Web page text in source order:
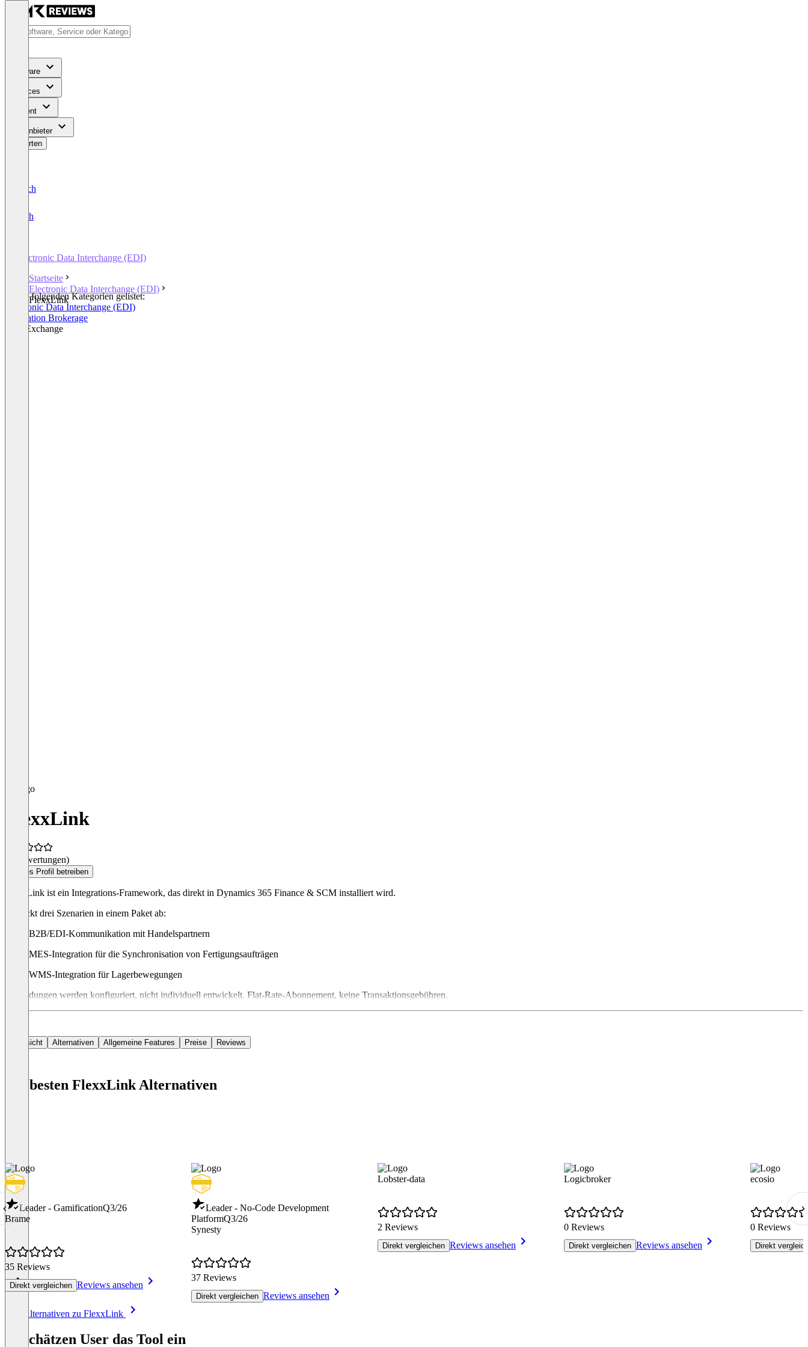
Software
Services
Content
Für Anbieter
Bewerten
Deutsch
English
Electronic Data Interchange (EDI)
Startseite
Electronic Data Interchange (EDI)
FlexxLink
In den folgenden Kategorien gelistet:
Electronic Data Interchange (EDI)
Integration Brokerage
Data Exchange
FlexxLink
(0 Bewertungen)
Dieses Profil betreiben
FlexxLink ist ein Integrations-Framework, das direkt in Dynamics 365 Finance & SCM installiert wird.
Es deckt drei Szenarien in einem Paket ab:
B2B/EDI-Kommunikation mit Handelspartnern
MES-Integration für die Synchronisation von Fertigungsaufträgen
WMS-Integration für Lagerbewegungen
Anbindungen werden konfiguriert, nicht individuell entwickelt. Flat-Rate-Abonnement, keine Transaktionsgebühren.
Übersicht Alternativen Allgemeine Features Preise Reviews
Die besten FlexxLink Alternativen
Leader - GamificationQ3/26
Brame
35 Reviews
Direkt vergleichen Reviews ansehen
Leader - No-Code Development
PlatformQ3/26
Synesty
37 Reviews
Direkt vergleichen Reviews ansehen
Lobster-data
2 Reviews
Direkt vergleichen Reviews ansehen
Logicbroker
0 Reviews
Direkt vergleichen Reviews ansehen
ecosio
0 Reviews
Direkt
Alle Alternativen zu FlexxLink
So schätzen User das Tool ein